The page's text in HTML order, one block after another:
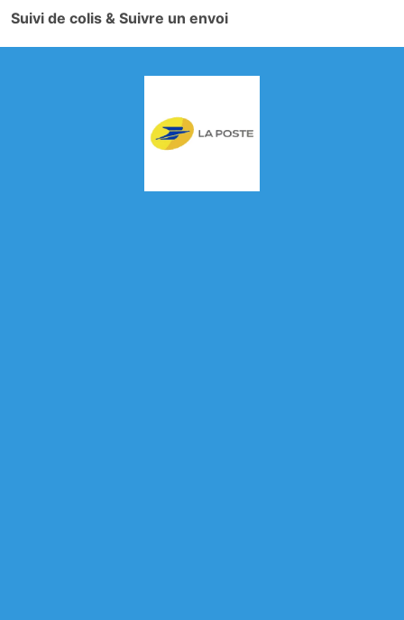
Suivi de colis & Suivre un envoi